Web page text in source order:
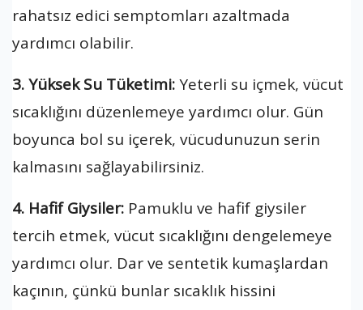
rahatsız edici semptomları azaltmada
yardımcı olabilir.
3. Yüksek Su Tüketimi:Yeterli su içmek, vücut
sıcaklığını düzenlemeye yardımcı olur. Gün
boyunca bol su içerek, vücudunuzun serin
kalmasını sağlayabilirsiniz.
4. Hafif Giysiler: Pamuklu ve hafif giysiler
tercih etmek, vücut sıcaklığını dengelemeye
yardımcı olur. Dar ve sentetik kumaşlardan
kaçının, çünkü bunlar sıcaklık hissini